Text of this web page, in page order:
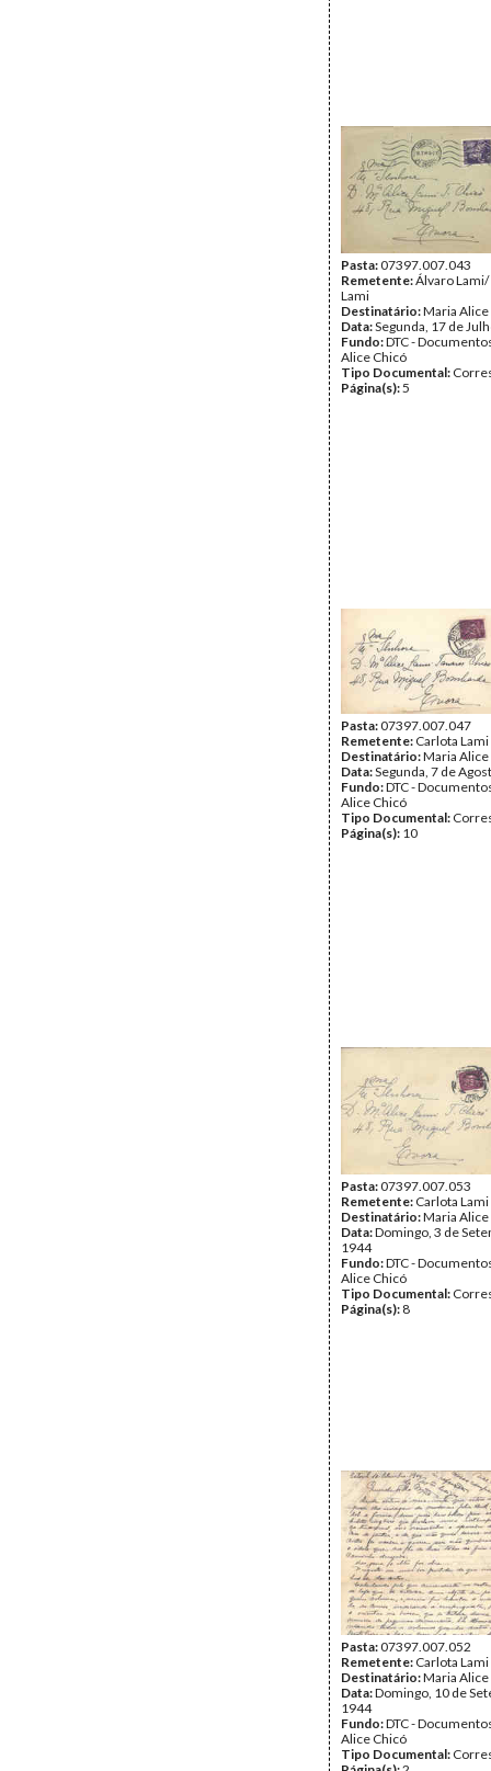
Pasta:07397.007.043
Remetente:Álvaro
Lami
Destinatário:Maria Alice
Data:Segunda, 17 de
Fundo:DTC -
Alice Chicó
Tipo Documental:
Página(s):5
Pasta:07397.007.047
Remetente: Carlota Lami
Destinatário:Maria Alice
Data:Segunda, 7 de
Fundo:DTC -
Alice Chicó
Tipo Documental:
Página(s): 10
Pasta:07397.007.053
Remetente: Carlota Lami
Destinatário:Maria Alice
Data:Domingo, 3 de
1944
Fundo:DTC -
Alice Chicó
Tipo Documental:
Página(s): 8
Pasta:07397.007.052
Remetente: Carlota Lami
Destinatário:Maria Alice
Data:Domingo, 10 de
1944
Fundo:DTC -
Alice Chicó
Tipo Documental: